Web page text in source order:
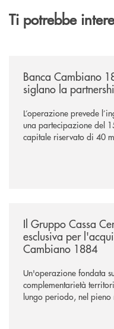
Ti potrebbe
Banca Cambiano
siglano la
L’operazione prevede
una partecipazione del
capitale riservato di 40
comuni e sulla
Il Gruppo Cassa
esclusiva per
Cambiano 1884
Un'operazione fondata
complementarietà
lungo periodo, nel
negoziazione esclusiva